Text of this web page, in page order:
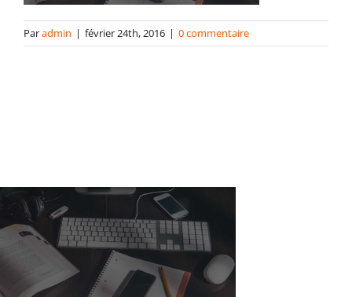
contact
Paradmin | février 24th, 2016 | 0 commentaire